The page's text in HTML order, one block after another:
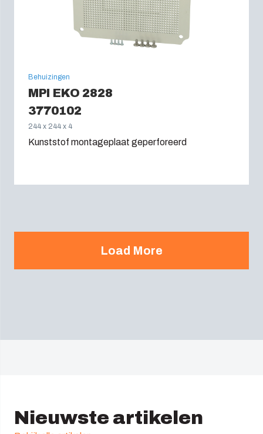
Behuizingen
MPI EKO 2828
3770102
244 x 244 x 4
Kunststof montageplaat geperforeerd
Load More
Nieuwste artikelen